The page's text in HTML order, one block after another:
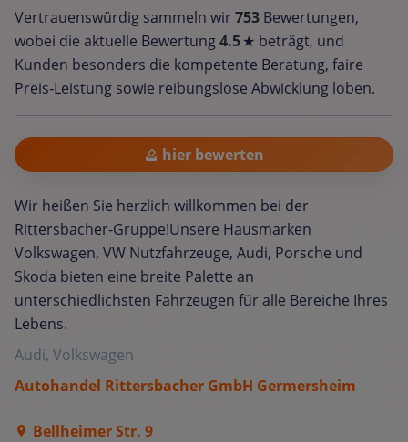
Vertrauenswürdig sammeln wir753 Bewertungen,
wobei die aktuelle Bewertung4.5★ beträgt, und
Kunden besonders die kompetente Beratung, faire
Preis‑Leistung sowie reibungslose Abwicklung loben.
hier bewerten
Wir heißen Sie herzlich willkommen bei der
Rittersbacher-Gruppe!Unsere Hausmarken
Volkswagen, VW Nutzfahrzeuge, Audi, Porsche und
Skoda bieten eine breite Palette an
unterschiedlichsten Fahrzeugen für alle Bereiche Ihres
Lebens.
Audi, Volkswagen
Autohandel Rittersbacher GmbH Germersheim
Bellheimer Str. 9